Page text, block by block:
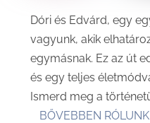
Dóri és Edvárd, egy
vagyunk, akik
egymásnak. Ez az út
és egy teljes
Ismerd meg a
BŐVEBBEN RÓLUNK